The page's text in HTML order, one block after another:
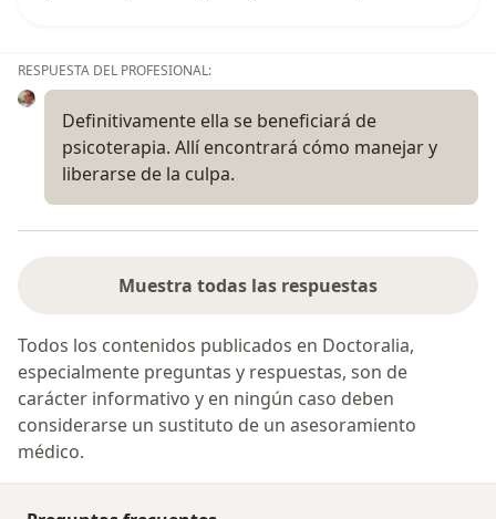
RESPUESTA DEL PROFESIONAL:
Definitivamente ella se beneficiará de
psicoterapia. Allí encontrará cómo manejar y
liberarse de la culpa.
Muestra todas las respuestas
Todos los contenidos publicados en Doctoralia,
especialmente preguntas y respuestas, son de
carácter informativo y en ningún caso deben
considerarse un sustituto de un asesoramiento
médico.